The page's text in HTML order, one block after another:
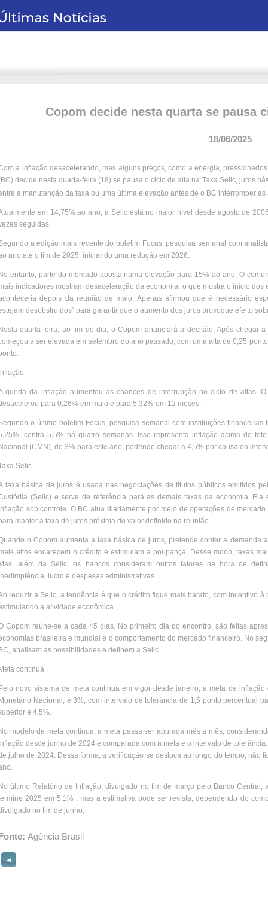
Copom decide nesta quarta se pausa
18/06/2025
a inflação desacelerando, mas alguns preços, como a energia,
decide nesta quarta-feira (18) se pausa o ciclo de alta na Taxa Selic, juros
a manutenção da taxa ou uma última elevação antes de o BC interromper as
em 14,75% ao ano, a Selic está no maior nível desde agosto de
seguidas.
a edição mais recente do boletim Focus, pesquisa semanal com
ano até o fim de 2025, iniciando uma redução em 2026.
entanto, parte do mercado aposta numa elevação para 15% ao ano. O
indicadores mostram desaceleração da economia, o que mostra o início
depois da reunião de maio. Apenas afirmou que é necessário
desobstruídos” para garantir que o aumento dos juros provoque efeito
quarta-feira, ao fim do dia, o Copom anunciará a decisão. Após chegar
a ser elevada em setembro do ano passado, com uma alta de 0,25
queda da inflação aumentou as chances de interrupção no ciclo de altas.
para 0,26% em maio e para 5,32% em 12 meses.
o último boletim Focus, pesquisa semanal com instituições
contra 5,5% há quatro semanas. Isso representa inflação acima do
(CMN), de 3% para este ano, podendo chegar a 4,5% por causa do
Selic
taxa básica de juros é usada nas negociações de títulos públicos emitidos
(Selic) e serve de referência para as demais taxas da economia.
sob controle. O BC atua diariamente por meio de operações de
manter a taxa de juros próxima do valor definido na reunião.
o Copom aumenta a taxa básica de juros, pretende conter a demanda
altos encarecem o crédito e estimulam a poupança. Desse modo, taxas
além da Selic, os bancos consideram outros fatores na hora de
lucro e despesas administrativas.
reduzir a Selic, a tendência é que o crédito fique mais barato, com incentivo
a atividade econômica.
Copom reúne-se a cada 45 dias. No primeiro dia do encontro, são feitas
brasileira e mundial e o comportamento do mercado financeiro. No
analisam as possibilidades e definem a Selic.
contínua
novo sistema de meta contínua em vigor desde janeiro, a meta de
Nacional, é 3%, com intervalo de tolerância de 1,5 ponto percentual
é 4,5%.
modelo de meta contínua, a meta passa ser apurada mês a mês,
desde junho de 2024 é comparada com a meta e o intervalo de
julho de 2024. Dessa forma, a verificação se desloca ao longo do tempo, não
último Relatório de Inflação, divulgado no fim de março pelo Banco
2025 em 5,1% , mas a estimativa pode ser revista, dependendo do
no fim de junho.
Agência Brasil
◄